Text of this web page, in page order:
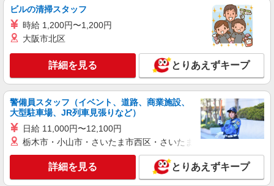
株式会社シエロ
人気機種に詳しくなれる携帯販売
【softbank】
時給1600円〜 ※別途インセンティブ、職能評
価制度あり ※残業代支給 ★交通費別途支給（規定
あり） ゜+゜・。○。・゜+゜・。○。・゜+゜ 入
社祝い金10万円支給(規定有) お友達を紹介頂くと,
インセンティブ支給(規定有) ★月2回払い・週払い
可能（規程有）★ ゜・。○。・゜+゜・。○。・゜
+゜
岐阜県大垣市の家電量販店
キープ 詳細を見る
派遣社員
株式会社シエロ
【docomo】の携帯販売スタッフ
時給1500円〜1600円（経験・能力による） ※
残業代支給 ★交通費別途支給（規定あり） ゜
ビルの清掃スタッフ
時給 1,200円〜1,200円
大阪市北区
詳細を見る とりあえずキープ
警備員スタッフ（イベント、道路、商業施設、
大型駐車場、JR列車見張りなど）
日給 11,000円〜12,100円
栃木市・小山市・さいたま市西区・さいたま市岩槻区・久喜市・
詳細を見る とりあえずキープ